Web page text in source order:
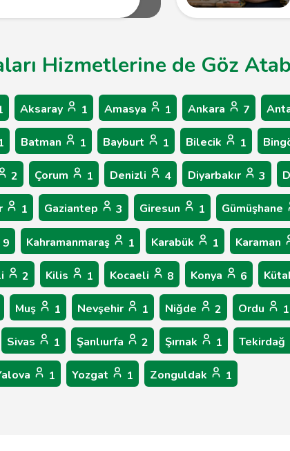
Hizmetlerine de Göz
Aksaray 1 Amasya 1 Ankara 7
Batman 1 Bayburt 1 Bilecik 1
2 Çorum 1 Denizli 4 Diyarbakır 3
1 Gaziantep 3 Giresun 1 Gümüşhane
9 Kahramanmaraş 1 Karabük 1 Karaman
2 Kilis 1 Kocaeli 8 Konya 6
Muş 1 Nevşehir 1 Niğde 2 Ordu 1
Sivas 1 Şanlıurfa 2 Şırnak 1 Tekirdağ
1 Yozgat 1 Zonguldak 1